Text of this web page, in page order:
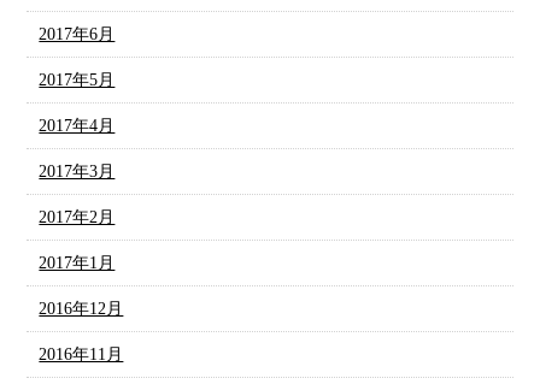
2017年6月
2017年5月
2017年4月
2017年3月
2017年2月
2017年1月
2016年12月
2016年11月